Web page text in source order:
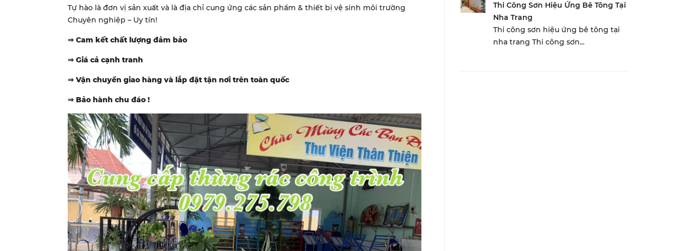
Tự hào là đơn vị sản xuất và là địa chỉ cung ứng các sản phẩm & thiết bị vệ sinh môi trường
Chuyên nghiệp – Uy tín!
⇒ Cam kết chất lượng đảm bảo
⇒ Giá cả cạnh tranh
⇒ Vận chuyển giao hàng và lắp đặt tận nơi trên toàn quốc
⇒ Bảo hành chu đáo !
Thi Công Sơn Hiệu Ứng Bê Tông Tại
Nha Trang
Thi công sơn hiệu ứng bê tông tại
nha trang Thi công sơn...